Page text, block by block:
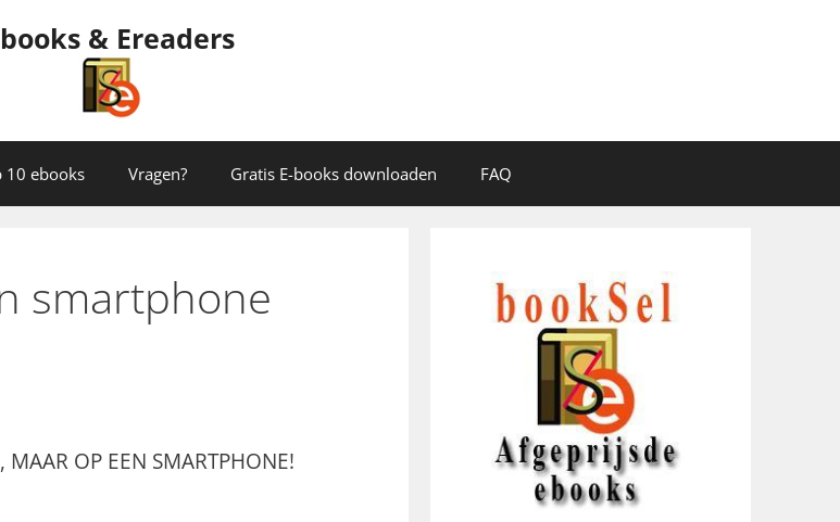
& Ereaders
10 ebooks Vragen? Gratis E-books downloaden FAQ
smartphone
, MAAR OP EEN SMARTPHONE!